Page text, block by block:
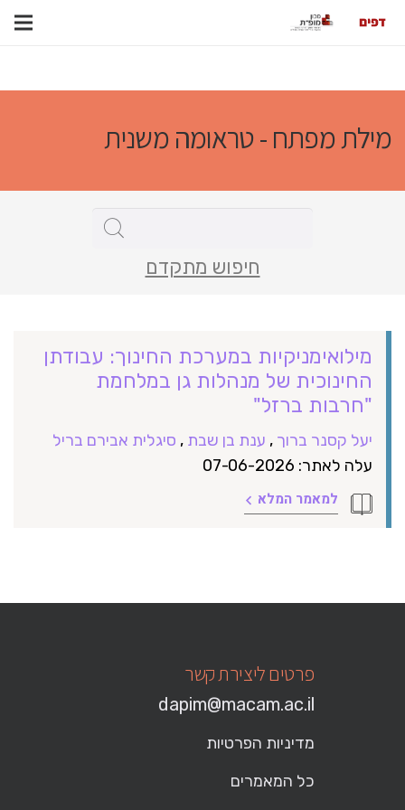
מילת מפתח - טראומה משנית
חיפוש מתקדם
מילואימניקיות במערכת החינוך: עבודתן
החינוכית של מנהלות גן במלחמת
"חרבות ברזל"
יעל קסנר ברוך , ענת בן שבת , סיגלית אבירם בריל
עלה לאתר: 07-06-2026
למאמר המלא
פרטים ליצירת קשר
dapim@macam.ac.il
מדיניות הפרטיות
כל המאמרים